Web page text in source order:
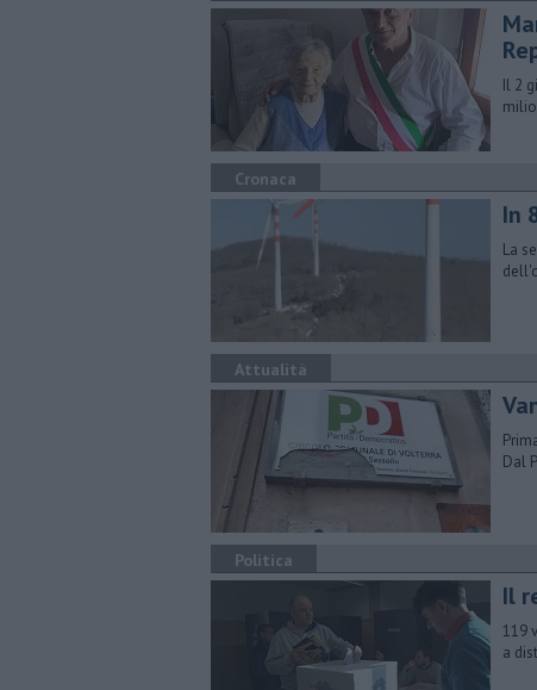
Il 2
Cronaca
In
La
Attualità
Dal
Politica
Il
119
a